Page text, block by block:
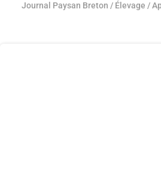
Journal Paysan Breton / Élevage /